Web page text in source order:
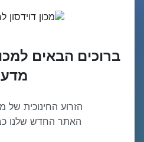
ברוכים הבאים
הזרוע החינוכית של
האתר החדש שלנו